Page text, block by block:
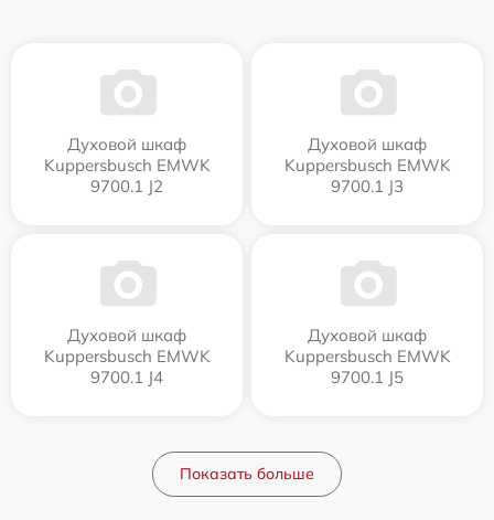
Духовой шкаф
Kuppersbusch EMWK
9700.1 J2
Духовой шкаф
Kuppersbusch EMWK
9700.1 J3
Духовой шкаф
Kuppersbusch EMWK
9700.1 J4
Духовой шкаф
Kuppersbusch EMWK
9700.1 J5
Показать больше